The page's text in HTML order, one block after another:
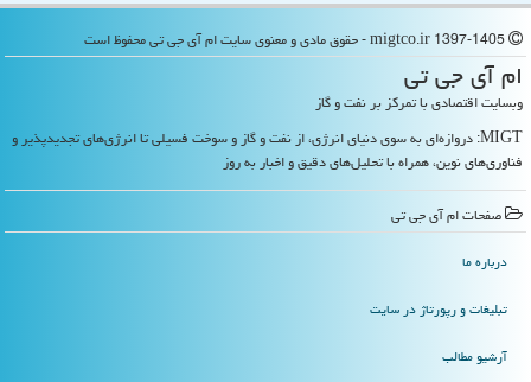
ام آی جی تی
وبسایت اقتصادی با تمرکز بر نفت و گاز
MIGT: دروازه‌ای به سوی دنیای انرژی، از نفت و گاز و سوخت فسیلی تا انرژی‌های تجدیدپذیر و
فناوری‌های نوین، همراه با تحلیل‌های دقیق و اخبار به روز
صفحات ام آی جی تی
درباره ما
تبلیغات و رپورتاژ در سایت
آرشیو مطالب